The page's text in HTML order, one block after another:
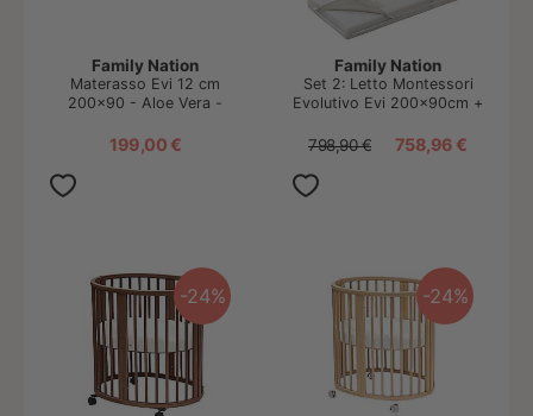
Family Nation
Materasso Evi 12 cm
200x90 - Aloe Vera -
Montessori Evolutivo Evi 4
in 1
199,00 €
Family Nation
Set 2: Letto Montessori
Evolutivo Evi 200x90cm +
798,90 € 758,96 €
-24% -24%